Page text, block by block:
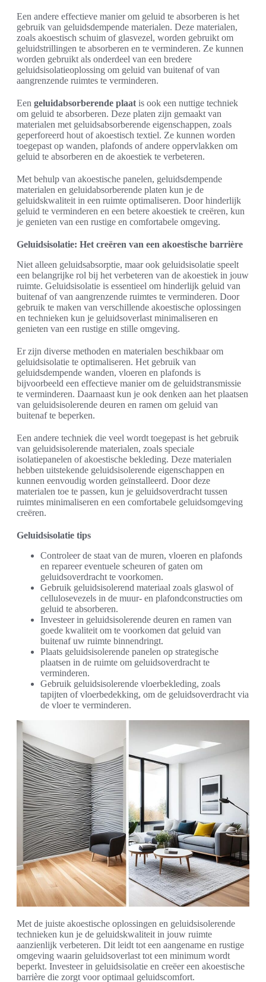
Een andere effectieve manier om geluid te absorberen is het
gebruik van geluidsdempende materialen. Deze materialen,
zoals akoestisch schuim of glasvezel, worden gebruikt om
geluidstrillingen te absorberen en te verminderen. Ze kunnen
worden gebruikt als onderdeel van een bredere
geluidsisolatieoplossing om geluid van buitenaf of van
aangrenzende ruimtes te verminderen.
Een geluidabsorberende plaat is ook een nuttige techniek
om geluid te absorberen. Deze platen zijn gemaakt van
materialen met geluidsabsorberende eigenschappen, zoals
geperforeerd hout of akoestisch textiel. Ze kunnen worden
toegepast op wanden, plafonds of andere oppervlakken om
geluid te absorberen en de akoestiek te verbeteren.
Met behulp van akoestische panelen, geluidsdempende
materialen en geluidabsorberende platen kun je de
geluidskwaliteit in een ruimte optimaliseren. Door hinderlijk
geluid te verminderen en een betere akoestiek te creëren, kun
je genieten van een rustige en comfortabele omgeving.
Geluidsisolatie: Het creëren van een akoestische barrière
Niet alleen geluidsabsorptie, maar ook geluidsisolatie speelt
een belangrijke rol bij het verbeteren van de akoestiek in jouw
ruimte. Geluidsisolatie is essentieel om hinderlijk geluid van
buitenaf of van aangrenzende ruimtes te verminderen. Door
gebruik te maken van verschillende akoestische oplossingen
en technieken kun je geluidsoverlast minimaliseren en
genieten van een rustige en stille omgeving.
Er zijn diverse methoden en materialen beschikbaar om
geluidsisolatie te optimaliseren. Het gebruik van
geluidsdempende wanden, vloeren en plafonds is
bijvoorbeeld een effectieve manier om de geluidstransmissie
te verminderen. Daarnaast kun je ook denken aan het plaatsen
van geluidsisolerende deuren en ramen om geluid van
buitenaf te beperken.
Een andere techniek die veel wordt toegepast is het gebruik
van geluidsisolerende materialen, zoals speciale
isolatiepanelen of akoestische bekleding. Deze materialen
hebben uitstekende geluidsisolerende eigenschappen en
kunnen eenvoudig worden geïnstalleerd. Door deze
materialen toe te passen, kun je geluidsoverdracht tussen
ruimtes minimaliseren en een comfortabele geluidsomgeving
creëren.
Geluidsisolatie tips
Controleer de staat van de muren, vloeren en plafonds
en repareer eventuele scheuren of gaten om
geluidsoverdracht te voorkomen.
Gebruik geluidsisolerend materiaal zoals glaswol of
cellulosevezels in de muur- en plafondconstructies om
geluid te absorberen.
Investeer in geluidsisolerende deuren en ramen van
goede kwaliteit om te voorkomen dat geluid van
buitenaf uw ruimte binnendringt.
Plaats geluidsisolerende panelen op strategische
plaatsen in de ruimte om geluidsoverdracht te
verminderen.
Gebruik geluidsisolerende vloerbekleding, zoals
tapijten of vloerbedekking, om de geluidsoverdracht via
de vloer te verminderen.
Met de juiste akoestische oplossingen en geluidsisolerende
technieken kun je de geluidskwaliteit in jouw ruimte
aanzienlijk verbeteren. Dit leidt tot een aangename en rustige
omgeving waarin geluidsoverlast tot een minimum wordt
beperkt. Investeer in geluidsisolatie en creëer een akoestische
barrière die zorgt voor optimaal geluidscomfort.